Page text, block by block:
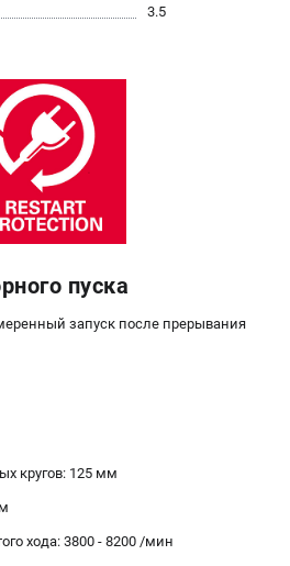
(УШМ)
устройства
3.5
пуска
запуск после прерывания
кругов: 125 мм
хода: 3800 - 8200 /мин